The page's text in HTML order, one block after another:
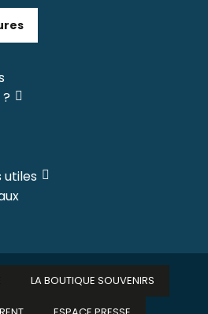
utiles
LA BOUTIQUE SOUVENIRS